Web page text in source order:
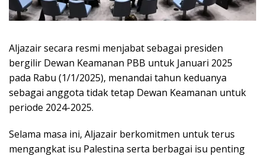
Aljazair secara resmi menjabat sebagai presiden
bergilir Dewan Keamanan PBB untuk Januari 2025
pada Rabu (1/1/2025), menandai tahun keduanya
sebagai anggota tidak tetap Dewan Keamanan untuk
periode 2024-2025.
Selama masa ini, Aljazair berkomitmen untuk terus
mengangkat isu Palestina serta berbagai isu penting